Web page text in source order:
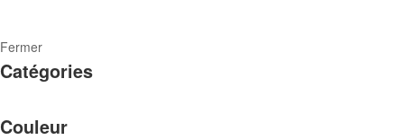
Fermer
Catégories
Couleur